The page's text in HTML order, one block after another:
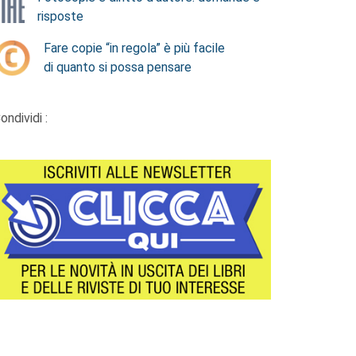
risposte
Fare copie “in regola” è più facile
di quanto si possa pensare
: